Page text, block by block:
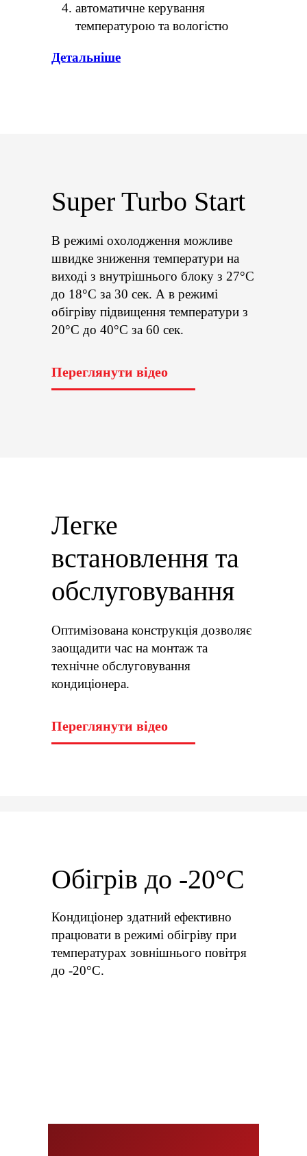
автоматичне керування
температурою та вологістю
Детальніше
Super Turbo Start
В режимi охолодження можливе
швидке зниження температури на
виходi з внутрiшнього блоку з 27°С
до 18°С за 30 сек. А в режимi
обiгрiву пiдвищення температури з
20°С до 40°С за 60 сек.
Переглянути відео
Легке
встановлення та
обслуговування
Оптимізована конструкція дозволяє
заощадити час на монтаж та
технічне обслуговування
кондиціонера.
Переглянути відео
Обігрів до -20°С
Кондиціонер здатний ефективно
працювати в режимі обігріву при
температурах зовнішнього повітря
до -20°С.